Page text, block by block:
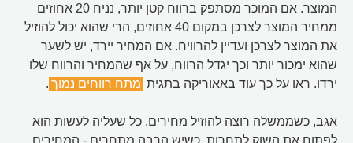
המוצר. אם המוכר מסתפק ברווח קטן יותר, נניח 20 אחוזים
ממחיר המוצר לצרכן במקום 40 אחוזים, הרי שהוא יכול להוזיל
את המוצר לצרכן ועדיין להרוויח. אם המחיר יירד, יש לשער
שהוא ימכור יותר וכך יגדל הרווח, על אף שהמחיר והרווח שלו
ירדו. ראו על כך עוד באאוריקה בתגית מתח רווחים נמוך .
אגב, כשממשלה רוצה להוזיל מחירים, כל שעליה לעשות הוא
לפתוח את השוק לתחרות. כשיש הרבה מתחרים - המחירים